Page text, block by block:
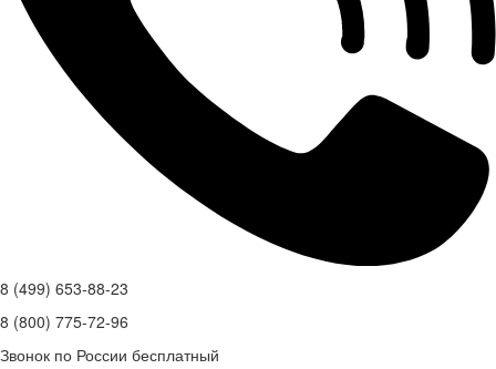
8 (499) 653-88-23
8 (800) 775-72-96
Звонок по России бесплатный